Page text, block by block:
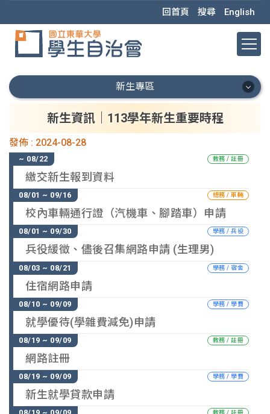
到
容
區
回首頁 搜尋 English
新生專區
新生專區
新生 Q&A
新生資訊｜113學年新生重要時程
發佈 : 2024-08-28
教務 / 註冊
繳交新生報到資料
總務 / 車輛
校內車輛通行證（汽機車、腳踏車）申請
學務 / 兵役
兵役緩徵、儘後召集網路申請 (生理男)
學務 / 宿舍
住宿網路申請
學務 / 學費
就學優待(學雜費減免)申請
教務 / 註冊
網路註冊
學務 / 學費
新生就學貸款申請